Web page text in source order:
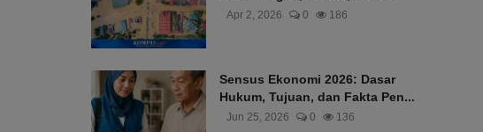
Apr 2, 2026 0 186
Sensus Ekonomi 2026: Dasar
Hukum, Tujuan, dan Fakta Pen...
Jun 25, 2026 0 136